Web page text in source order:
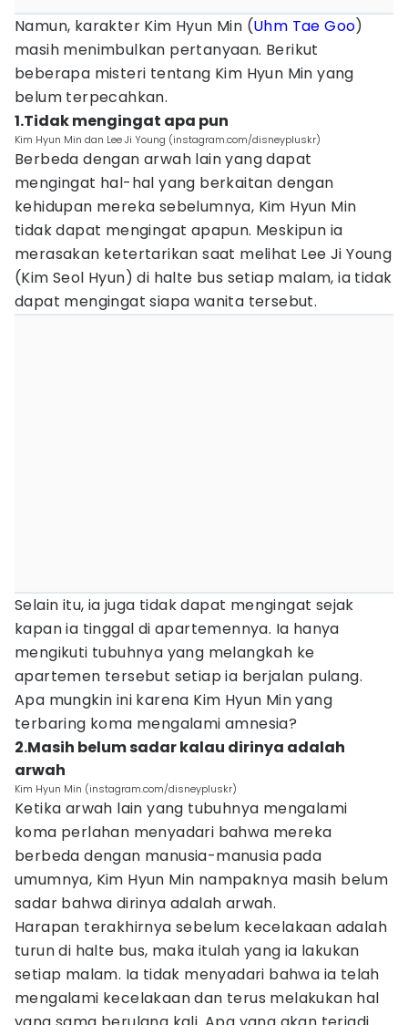
Namun, karakter Kim Hyun Min (Uhm Tae Goo)
masih menimbulkan pertanyaan. Berikut
beberapa misteri tentang Kim Hyun Min yang
belum terpecahkan.
1.Tidak mengingat apa pun
Kim Hyun Min dan Lee Ji Young (instagram.com/disneypluskr)
Berbeda dengan arwah lain yang dapat
mengingat hal-hal yang berkaitan dengan
kehidupan mereka sebelumnya, Kim Hyun Min
tidak dapat mengingat apapun. Meskipun ia
merasakan ketertarikan saat melihat Lee Ji Young
(Kim Seol Hyun) di halte bus setiap malam, ia tidak
dapat mengingat siapa wanita tersebut.
Selain itu, ia juga tidak dapat mengingat sejak
kapan ia tinggal di apartemennya. Ia hanya
mengikuti tubuhnya yang melangkah ke
apartemen tersebut setiap ia berjalan pulang.
Apa mungkin ini karena Kim Hyun Min yang
terbaring koma mengalami amnesia?
2.Masih belum sadar kalau dirinya adalah
arwah
Kim Hyun Min (instagram.com/disneypluskr)
Ketika arwah lain yang tubuhnya mengalami
koma perlahan menyadari bahwa mereka
berbeda dengan manusia-manusia pada
umumnya, Kim Hyun Min nampaknya masih belum
sadar bahwa dirinya adalah arwah.
Harapan terakhirnya sebelum kecelakaan adalah
turun di halte bus, maka itulah yang ia lakukan
setiap malam. Ia tidak menyadari bahwa ia telah
mengalami kecelakaan dan terus melakukan hal